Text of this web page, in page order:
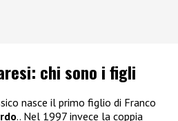
chi sono i figli
nasce il primo figlio di Franco
.. Nel 1997 invece la coppia